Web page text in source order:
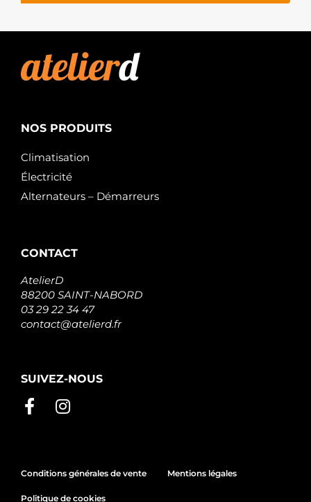
NOS PRODUITS
Climatisation
Électricité
Alternateurs – Démarreurs
CONTACT
AtelierD
88200 SAINT-NABORD
03 29 22 34 47
contact@atelierd.fr
SUIVEZ-NOUS
Conditions générales de vente Mentions légales
Politique de cookies